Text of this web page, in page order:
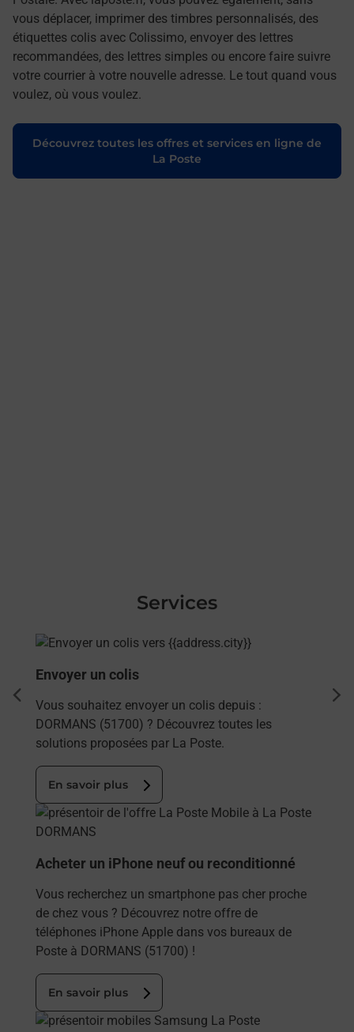
vous déplacer, imprimer des timbres personnalisés, des
étiquettes colis avec Colissimo, envoyer des lettres
recommandées, des lettres simples ou encore faire suivre
votre courrier à votre nouvelle adresse. Le tout quand vous
voulez, où vous voulez.
Découvrez toutes les offres et services en ligne de
La Poste
Services
En savoir plus
Envoyer un colis
Vous souhaitez envoyer un colis depuis :
DORMANS (51700) ? Découvrez toutes les
solutions proposées par La Poste.
En savoir plus
En savoir plus
Acheter un iPhone neuf ou reconditionné
Vous recherchez un smartphone pas cher proche
de chez vous ? Découvrez notre offre de
téléphones iPhone Apple dans vos bureaux de
Poste à DORMANS (51700) !
En savoir plus
En savoir plus